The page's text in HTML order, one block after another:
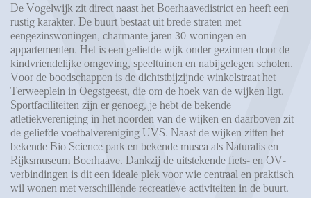
De Vogelwijk zit direct naast het Boerhaavedistrict en heeft een
rustig karakter. De buurt bestaat uit brede straten met
eengezinswoningen, charmante jaren 30-woningen en
appartementen. Het is een geliefde wijk onder gezinnen door de
kindvriendelijke omgeving, speeltuinen en nabijgelegen scholen.
Voor de boodschappen is de dichtstbijzijnde winkelstraat het
Terweeplein in Oegstgeest, die om de hoek van de wijken ligt.
Sportfaciliteiten zijn er genoeg, je hebt de bekende
atletiekvereniging in het noorden van de wijken en daarboven zit
de geliefde voetbalvereniging UVS. Naast de wijken zitten het
bekende Bio Science park en bekende musea als Naturalis en
Rijksmuseum Boerhaave. Dankzij de uitstekende fiets- en OV-
verbindingen is dit een ideale plek voor wie centraal en praktisch
wil wonen met verschillende recreatieve activiteiten in de buurt.